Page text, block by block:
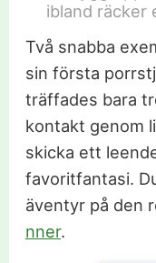
ibland räcker
Två snabba
sin första
träffades bara
kontakt genom
skicka ett
favoritfantasi.
äventyr på den
nner.